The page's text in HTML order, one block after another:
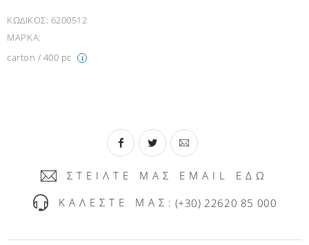
ΚΩΔΙΚΟΣ: 6200512
ΜΑΡΚΑ:
carton / 400 pc
i
ΣΤΕΙΛΤΕ ΜΑΣ EMAIL ΕΔΩ
ΚΑΛΕΣΤΕ ΜΑΣ: (+30) 22620 85 000